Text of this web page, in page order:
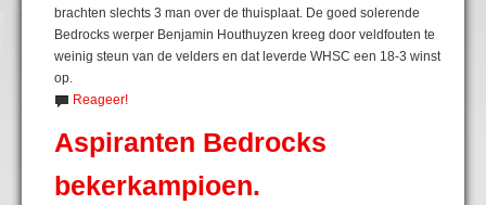
brachten slechts 3 man over de thuisplaat. De goed solerende
Bedrocks werper Benjamin Houthuyzen kreeg door veldfouten te
weinig steun van de velders en dat leverde WHSC een 18-3 winst
op.
Reageer!
Aspiranten Bedrocks
bekerkampioen.